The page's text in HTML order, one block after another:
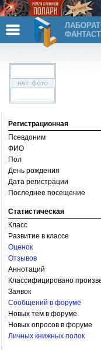
Регистрационная
Псевдоним
ФИО
Пол
День рождения
Дата регистрации
Последнее посещение
Статистическая
Класс
Развитие в классе
Оценок
Отзывов
Аннотаций
Классифицировано
Заявок
Сообщений в форуме
Новых тем в форуме
Новых опросов в форуме
Личных книжных полок